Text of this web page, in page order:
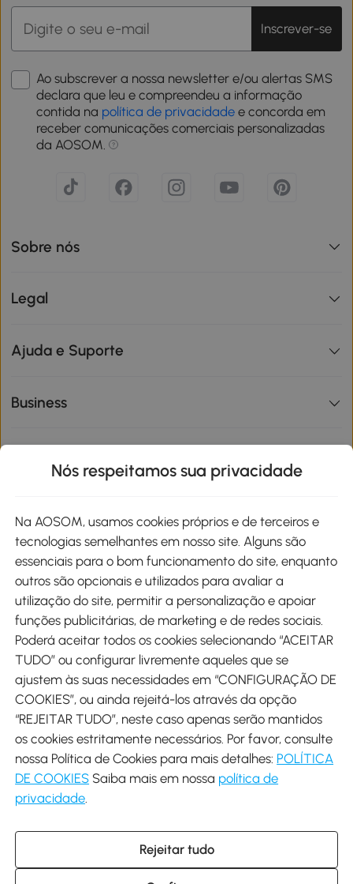
Inscrever-se
Ao subscrever a nossa newsletter e/ou alertas SMS
declara que leu e compreendeu a informação
contida na política de privacidade e concorda em
receber comunicações comerciais personalizadas
da AOSOM.
Sobre nós
Legal
Ajuda e Suporte
Business
Métodos de pagamento
Envio
Descarregar Aosom App
Google Play
+34 931 294 512 (Seg-Sex das 7:30 às 16:30h)
info@aosom.pt
Nós respeitamos sua privacidade
Na AOSOM, usamos cookies próprios e de terceiros e
tecnologias semelhantes em nosso site. Alguns são
essenciais para o bom funcionamento do site, enquanto
outros são opcionais e utilizados para avaliar a
utilização do site, permitir a personalização e apoiar
funções publicitárias, de marketing e de redes sociais.
Poderá aceitar todos os cookies selecionando “ACEITAR
TUDO” ou configurar livremente aqueles que se
ajustem às suas necessidades em “CONFIGURAÇÃO DE
COOKIES”, ou ainda rejeitá-los através da opção
“REJEITAR TUDO”, neste caso apenas serão mantidos
os cookies estritamente necessários. Por favor, consulte
nossa Política de Cookies para mais detalhes: POLÍTICA
DE COOKIES Saiba mais em nossa política de
privacidade
Rejeitar tudo